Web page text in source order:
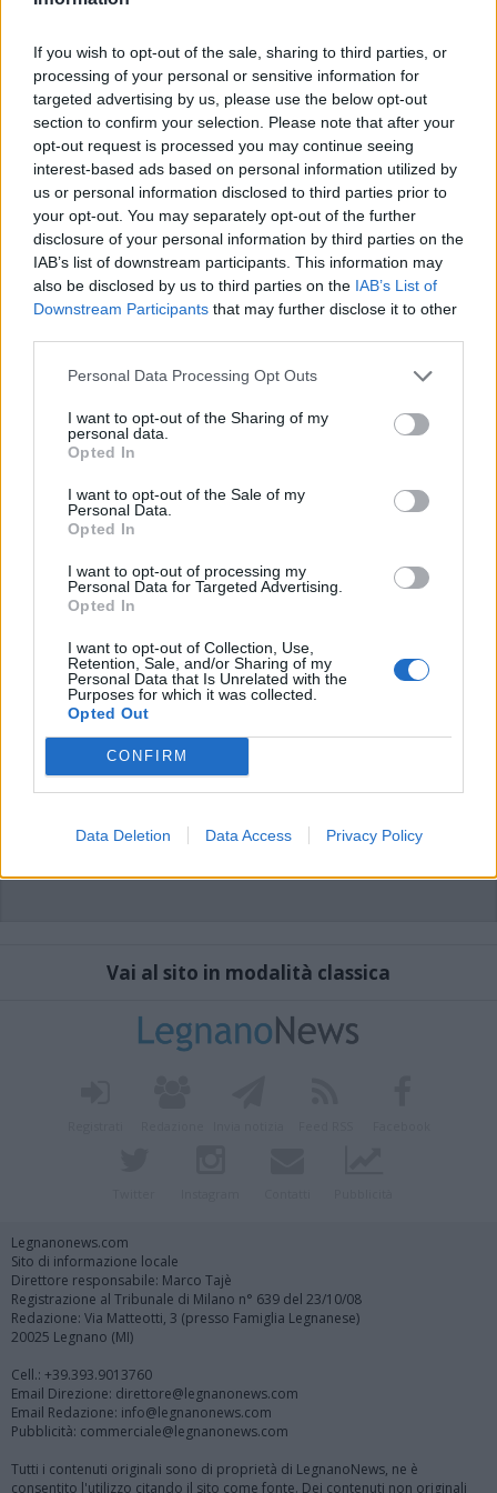
If you wish to opt-out of the sale, sharing to third parties, or
processing of your personal or sensitive information for
targeted advertising by us, please use the below opt-out
section to confirm your selection. Please note that after your
opt-out request is processed you may continue seeing
interest-based ads based on personal information utilized by
us or personal information disclosed to third parties prior to
your opt-out. You may separately opt-out of the further
disclosure of your personal information by third parties on the
IAB’s list of downstream participants. This information may
also be disclosed by us to third parties on the IAB’s List of
Downstream Participants that may further disclose it to other
Personal Data Processing Opt Outs
I want to opt-out of the Sharing of my
personal data.
Opted In
I want to opt-out of the Sale of my
Personal Data.
Opted In
I want to opt-out of processing my
Personal Data for Targeted Advertising.
Opted In
I want to opt-out of Collection, Use,
Retention, Sale, and/or Sharing of my
Personal Data that Is Unrelated with the
Purposes for which it was collected.
Opted Out
CONFIRM
Data Deletion Data Access Privacy Policy
Commenti
Accedioregistratiper commentare questo
di VareseNews.it, che rimane autonoma e indipendente. I messaggi inclusi nei
commenti non sono testi giornalistici, ma post inviati dai singoli lettori che
possono essere automaticamente pubblicati senza filtro preventivo. I commenti
che includano uno o più link a siti esterni verranno rimossi in automatico dal
Vai al sito in modalità classica
Legnanonews.com
Sito di informazione locale
Direttore responsabile: Marco Tajè
Registrazione al Tribunale di Milano n° 639 del 23/10/08
Redazione: Via Matteotti, 3 (presso Famiglia Legnanese)
20025 Legnano (MI)
Cell.: +39.393.9013760
Email Direzione: direttore@legnanonews.com
Email Redazione: info@legnanonews.com
Pubblicità: commerciale@legnanonews.com
Tutti i contenuti originali sono di proprietà di LegnanoNews, ne è
consentito l'utilizzo citando il sito come fonte. Dei contenuti non originali